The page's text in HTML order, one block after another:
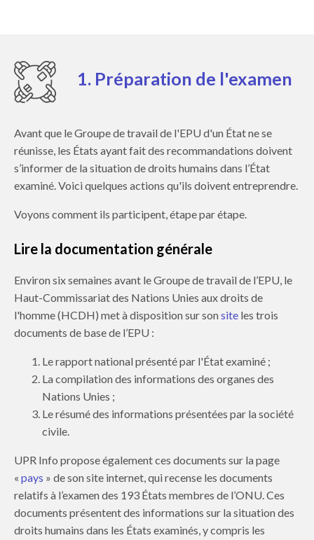
1. Préparation de l'examen
Avant que le Groupe de travail de l'EPU d'un État ne se
réunisse, les États ayant fait des recommandations doivent
s’informer de la situation de droits humains dans l’État
examiné. Voici quelques actions qu'ils doivent entreprendre.
Voyons comment ils participent, étape par étape.
Lire la documentation générale
Environ six semaines avant le Groupe de travail de l’EPU, le
Haut-Commissariat des Nations Unies aux droits de
l'homme (HCDH) met à disposition sur sonsite les trois
documents de base de l’EPU :
Le rapport national présenté par l'État examiné ;
La compilation des informations des organes des
Nations Unies ;
Le résumé des informations présentées par la société
civile.
UPR Info propose également ces documents sur la page
« pays » de son site internet, qui recense les documents
relatifs à l’examen des 193 États membres de l’ONU. Ces
documents présentent des informations sur la situation des
droits humains dans les États examinés, y compris les